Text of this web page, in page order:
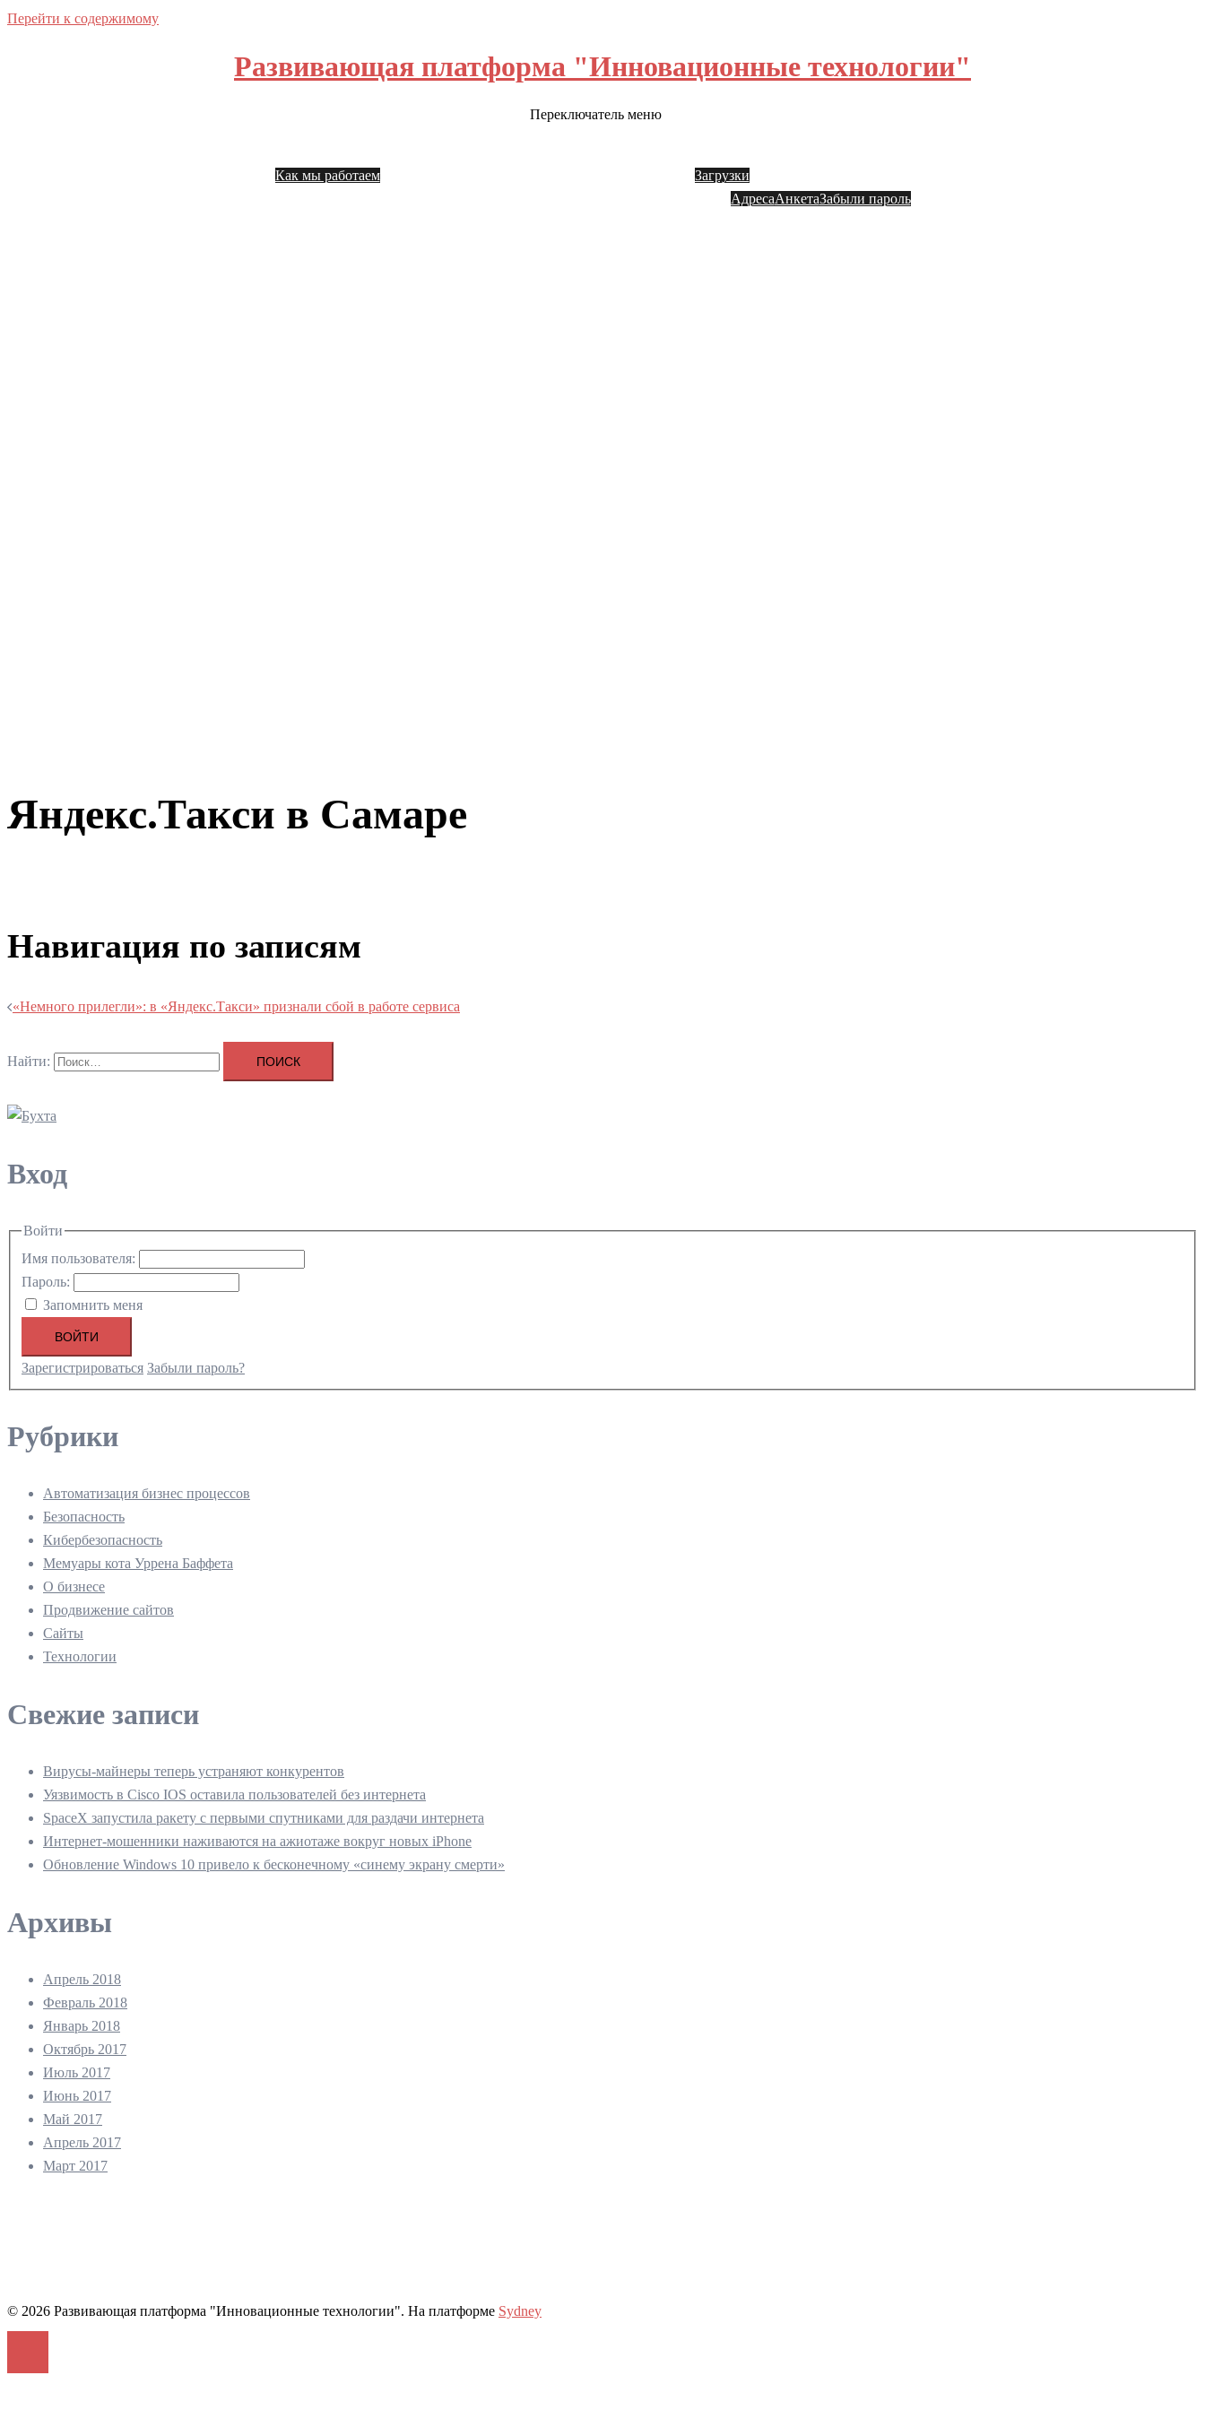
Перейти к содержимому
Развивающая платформа "Инновационные технологии"
Переключатель меню
Как мы работаем
Загрузки
АдресаАнкетаЗабыли пароль
Яндекс.Такси в Самаре
Навигация по записям
«Немного прилегли»: в «Яндекс.Такси» признали сбой в работе сервиса
Найти:
Вход
Войти
Имя пользователя:
Пароль:
Запомнить меня
ВОЙТИ
Зарегистрироваться Забыли пароль?
Рубрики
Автоматизация бизнес процессов
Безопасность
Кибербезопасность
Мемуары кота Уррена Баффета
О бизнесе
Продвижение сайтов
Сайты
Технологии
Свежие записи
Вирусы-майнеры теперь устраняют конкурентов
Уязвимость в Cisco IOS оставила пользователей без интернета
SpaceX запустила ракету с первыми спутниками для раздачи интернета
Интернет-мошенники наживаются на ажиотаже вокруг новых iPhone
Обновление Windows 10 привело к бесконечному «синему экрану смерти»
Архивы
Апрель 2018
Февраль 2018
Январь 2018
Октябрь 2017
Июль 2017
Июнь 2017
Май 2017
Апрель 2017
Март 2017
© 2026 Развивающая платформа "Инновационные технологии". На платформе Sydney
Войти